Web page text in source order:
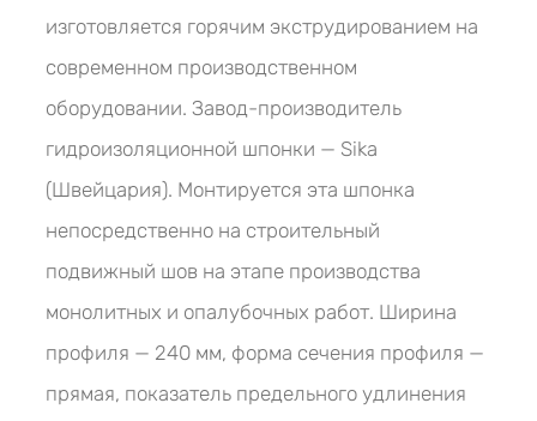
изготовляется горячим экструдированием на
современном производственном
оборудовании. Завод-производитель
гидроизоляционной шпонки — Sika
(Швейцария). Монтируется эта шпонка
непосредственно на строительный
подвижный шов на этапе производства
монолитных и опалубочных работ. Ширина
профиля — 240 мм, форма сечения профиля —
прямая, показатель предельного удлинения